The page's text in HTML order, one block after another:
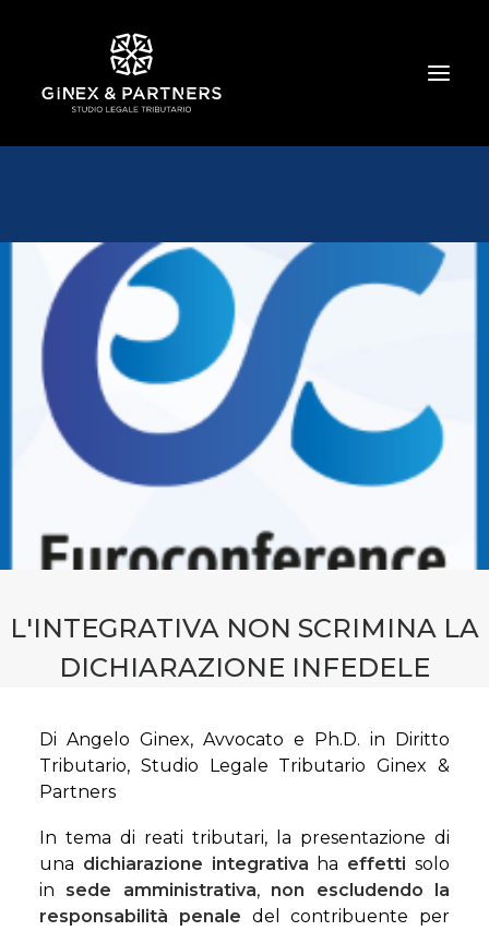
CHI SIAMO
TRIBUTARIO E PENALE TRIBUTARIO
GESTIONE E PROTEZIONE DEL PATRIMONIO
SOCIETARIO E CONTRATTUALISTICA
COMMERCIO INTERNAZIONALE
BANCARIO E FINANZIARIO
NEWS ED EVENTI
L'INTEGRATIVA NON SCRIMINA LA
DICHIARAZIONE INFEDELE
Di Angelo Ginex, Avvocato e Ph.D. in Diritto
Tributario, Studio Legale Tributario Ginex &
Partners
In tema di reati tributari, la presentazione di
una dichiarazione integrativa ha effetti solo
in sede amministrativa, non escludendo la
responsabilità penale del contribuente per